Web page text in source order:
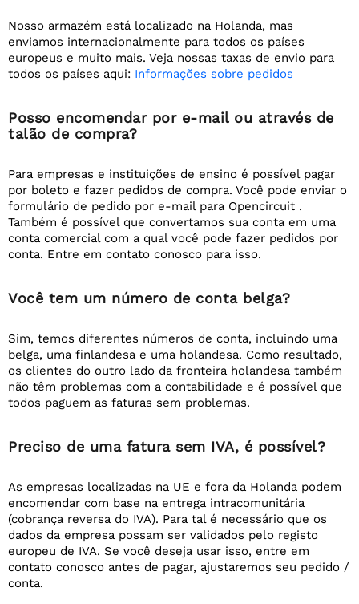
Nosso armazém está localizado na Holanda, mas
enviamos internacionalmente para todos os países
europeus e muito mais. Veja nossas taxas de envio para
todos os países aqui: Informações sobre pedidos
Posso encomendar por e-mail ou através de
talão de compra?
Para empresas e instituições de ensino é possível pagar
por boleto e fazer pedidos de compra. Você pode enviar o
formulário de pedido por e-mail para Opencircuit .
Também é possível que convertamos sua conta em uma
conta comercial com a qual você pode fazer pedidos por
conta. Entre em contato conosco para isso.
Você tem um número de conta belga?
Sim, temos diferentes números de conta, incluindo uma
belga, uma finlandesa e uma holandesa. Como resultado,
os clientes do outro lado da fronteira holandesa também
não têm problemas com a contabilidade e é possível que
todos paguem as faturas sem problemas.
Preciso de uma fatura sem IVA, é possível?
As empresas localizadas na UE e fora da Holanda podem
encomendar com base na entrega intracomunitária
(cobrança reversa do IVA). Para tal é necessário que os
dados da empresa possam ser validados pelo registo
europeu de IVA. Se você deseja usar isso, entre em
contato conosco antes de pagar, ajustaremos seu pedido /
conta.